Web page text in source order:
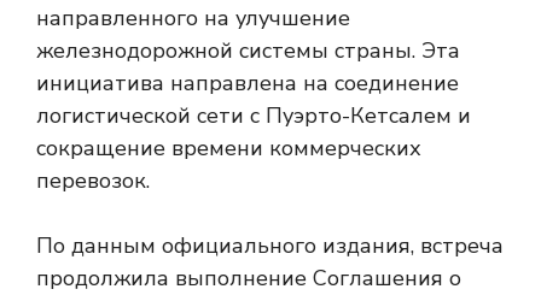
направленного на улучшение
железнодорожной системы страны. Эта
инициатива направлена ​​на соединение
логистической сети с Пуэрто-Кетсалем и
сокращение времени коммерческих
перевозок.
По данным официального издания, встреча
продолжила выполнение Соглашения о